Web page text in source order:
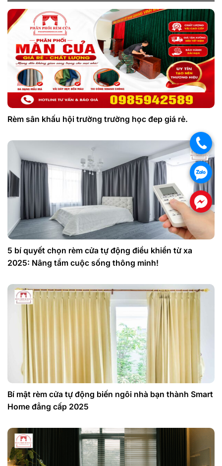
Rèm sân khấu hội trường trường học đep giá rẻ.
5 bí quyết chọn rèm cửa tự động điều khiển từ xa
2025: Nâng tầm cuộc sống thông minh!
Bí mật rèm cửa tự động biến ngôi nhà bạn thành Smart
Home đẳng cấp 2025
.
.
.